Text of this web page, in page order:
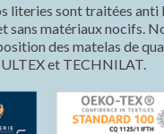
literies sont traitées anti
sans matériaux nocifs.
des matelas de
et TECHNILAT.